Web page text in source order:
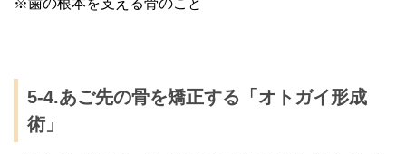
5-4.あご先の骨を矯正する「オトガイ形成
術」